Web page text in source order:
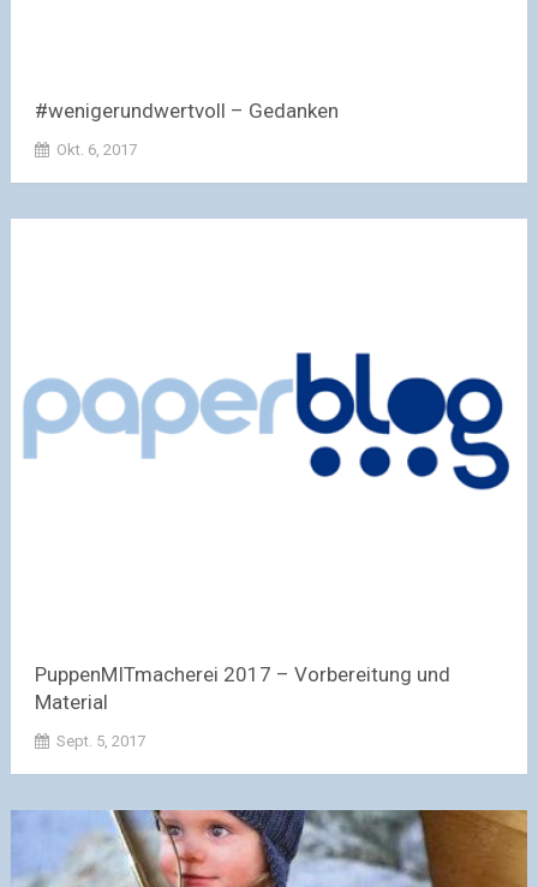
#wenigerundwertvoll – Gedanken
Okt. 6, 2017
PuppenMITmacherei 2017 – Vorbereitung und
Material
Sept. 5, 2017